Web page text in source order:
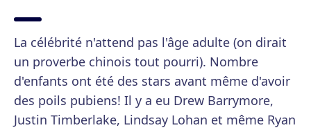
La célébrité n'attend pas l'âge adulte (on dirait
un proverbe chinois tout pourri). Nombre
d'enfants ont été des stars avant même d'avoir
des poils pubiens! Il y a eu Drew Barrymore,
Justin Timberlake, Lindsay Lohan et même Ryan